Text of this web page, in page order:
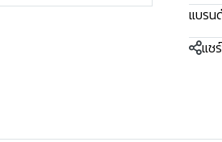
แบรน
แชร์